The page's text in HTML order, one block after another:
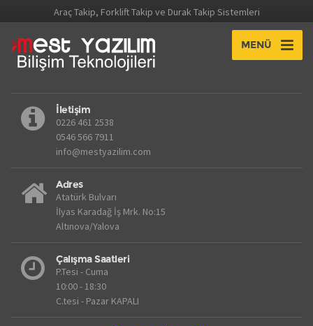
Araç Takip, Forklift Takip ve Durak Takip Sistemleri
MENÜ
İletişim
0226 461 2538
0546 566 7911
info@mestyazilim.com
Adres
Atatürk Bulvarı
İlyas Karadağ İş Mrk. No:15
Altınova/Yalova
Çalışma Saatleri
P.Tesi - Cuma
10:00 - 18:30
C.tesi - Pazar KAPALI